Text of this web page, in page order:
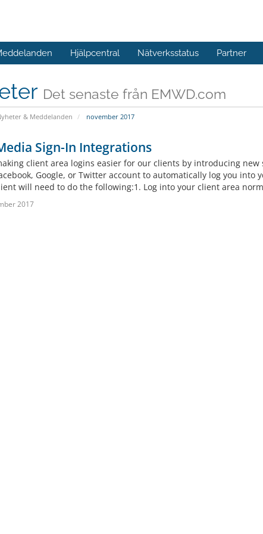
Hjälpcentral Nätverksstatus Partner
Det senaste från EMWD.com
& Meddelanden november 2017
Sign-In Integrations
client area logins easier for our clients by introducing
Google, or Twitter account to automatically log you into
will need to do the following:1. Log into your client area
2017